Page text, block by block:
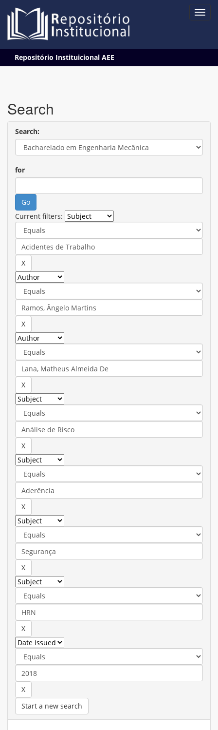
navigation
Repositório Instituicional AEE
Search
Search:
for
Current filters:
Start a new search